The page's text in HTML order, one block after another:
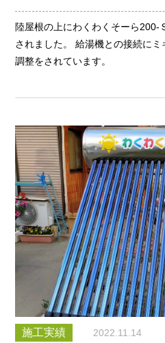
陸屋根の上にわくわくそーら200-
されました。 給湯機との接続に
調整をされています。
施工実績 2022.11.14